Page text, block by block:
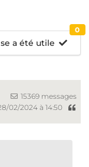
a été utile
0
15369 messages
02/2024 à 14:50